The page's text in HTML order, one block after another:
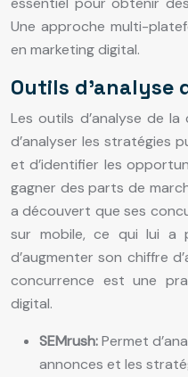
Une approche multi-
en marketing digital.
Outils d’analyse
Les outils d’analyse de
d’analyser les stratégies
et d’identifier les
gagner des parts de
a découvert que ses
sur mobile, ce qui lui a
d’augmenter son chiffre
concurrence est une
digital.
SEMrush:Permet
annonces et les